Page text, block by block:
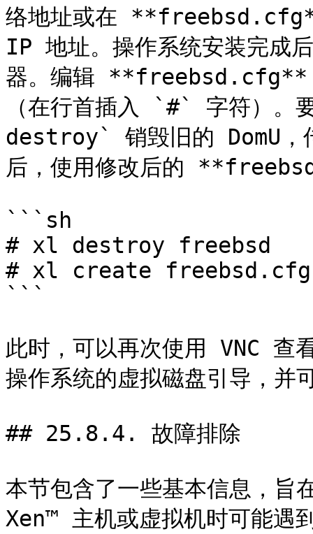
络地址或在
IP 地址。操作系统安装完成
器。编辑 **freebsd.cfg**
（在行首插入 `#` 字符）。
destroy` 销毁旧的 DomU，
后，使用修改后的
```sh
# xl destroy freebsd
# xl create freebsd.cfg
```
此时，可以再次使用 VNC 查
操作系统的虚拟磁盘引导，并
## 25.8.4. 故障排除
本节包含了一些基本信息，
Xen™ 主机或虚拟机时可能遇